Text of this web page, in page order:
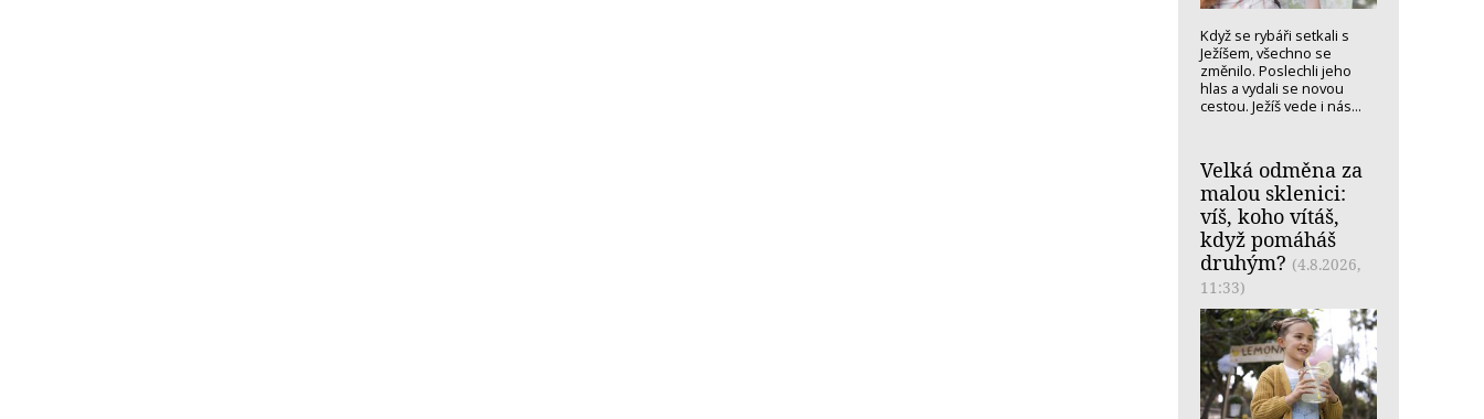
Když se rybáři setkali s
Ježíšem, všechno se
změnilo. Poslechli jeho
hlas a vydali se novou
cestou. Ježíš vede i nás...
Velká odměna za
malou sklenici:
víš, koho vítáš,
když pomáháš
druhým? (4.8.2026,
11:33)